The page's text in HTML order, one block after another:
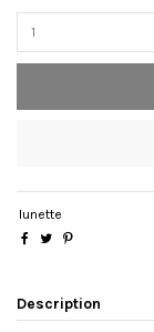
lunette
Description